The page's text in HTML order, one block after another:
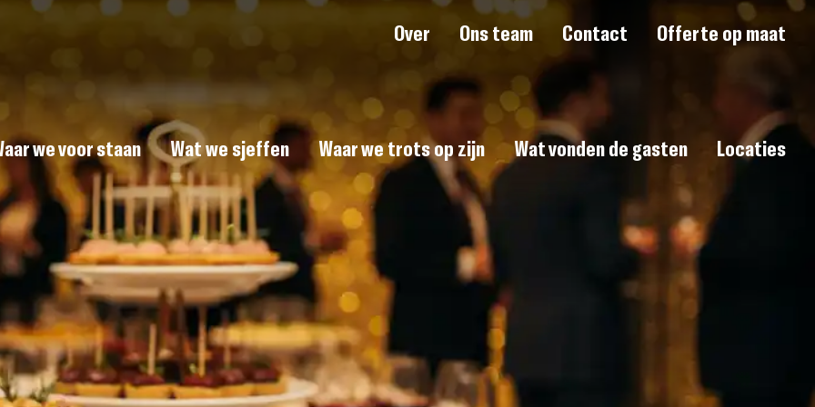
Over Ons team Contact Offerte op maat
we voor staan Wat we sjeffen Waar we trots op zijn Wat vonden de gasten Locaties